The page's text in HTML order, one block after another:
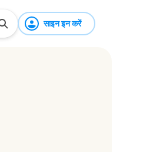
साइन इन करें